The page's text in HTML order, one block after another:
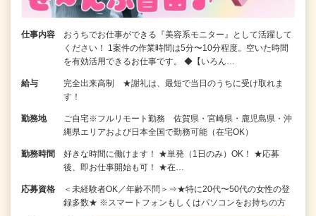
仕事内容
おうちでお仕事ができる『美容系モニター』として活躍して
ください！ 1案件の作業時間は5分〜10分程度。空いた時間
を有効活用できるお仕事です。 ◆【いろん…
給与
完全出来高制 ★謝礼は、最短で当日のうちに受け取れま
す！
勤務地
ご自宅※フルリモート勤務 佐賀県・宮崎県・鹿児島県・沖
縄県エリアおよび日本全国で勤務可能（在宅OK）
勤務時間
好きな時間に働けます！ ★単発（1日のみ）OK！ ★応募
後、即お仕事開始も可！ ★在…
応募資格
＜未経験者OK／年齢不問＞⇒★特に20代〜50代の女性の登
録多数★ ※スマートフォンもしくはパソコンをお持ちの方